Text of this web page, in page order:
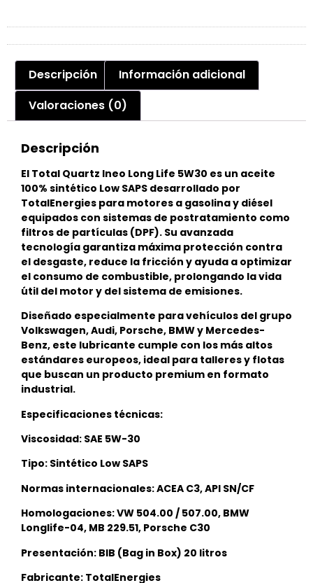
Descripción
Información adicional
Valoraciones (0)
Descripción
El Total Quartz Ineo Long Life 5W30 es un aceite
100% sintético Low SAPS desarrollado por
TotalEnergies para motores a gasolina y diésel
equipados con sistemas de postratamiento como
filtros de partículas (DPF). Su avanzada
tecnología garantiza máxima protección contra
el desgaste, reduce la fricción y ayuda a optimizar
el consumo de combustible, prolongando la vida
útil del motor y del sistema de emisiones.
Diseñado especialmente para vehículos del grupo
Volkswagen, Audi, Porsche, BMW y Mercedes-
Benz, este lubricante cumple con los más altos
estándares europeos, ideal para talleres y flotas
que buscan un producto premium en formato
industrial.
Especificaciones técnicas:
Viscosidad: SAE 5W-30
Tipo: Sintético Low SAPS
Normas internacionales: ACEA C3, API SN/CF
Homologaciones: VW 504.00 / 507.00, BMW
Longlife-04, MB 229.51, Porsche C30
Presentación: BIB (Bag in Box) 20 litros
Fabricante: TotalEnergies